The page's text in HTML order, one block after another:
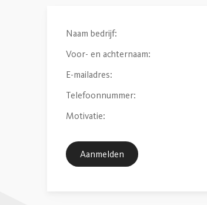
Naam bedrijf:
Voor- en achternaam:
E-mailadres:
Telefoonnummer:
Motivatie: